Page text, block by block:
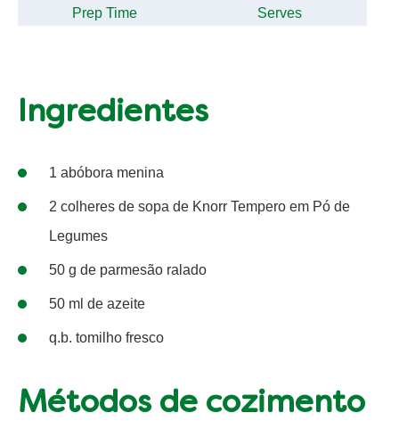
Prep Time
Serves
Ingredientes
1 abóbora menina
2 colheres de sopa de Knorr Tempero em Pó de
Legumes
50 g de parmesão ralado
50 ml de azeite
q.b. tomilho fresco
Métodos de cozimento